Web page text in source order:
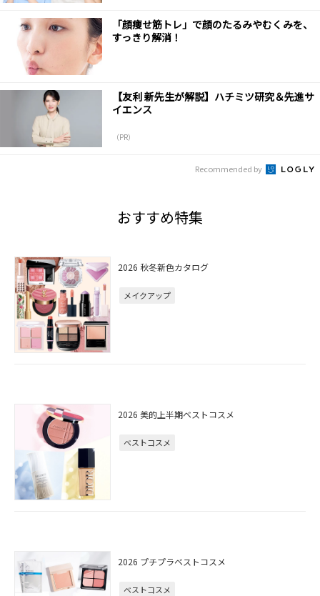
「顔痩せ筋トレ」で顔のたるみやむくみを、
すっきり解消！
【友利 新先生が解説】ハチミツ研究＆先進サ
イエンス
（PR）
Recommended by
おすすめ特集
2026 秋冬新色カタログ
メイクアップ
2026 美的上半期ベストコスメ
ベストコスメ
2026 プチプラベストコスメ
ベストコスメ